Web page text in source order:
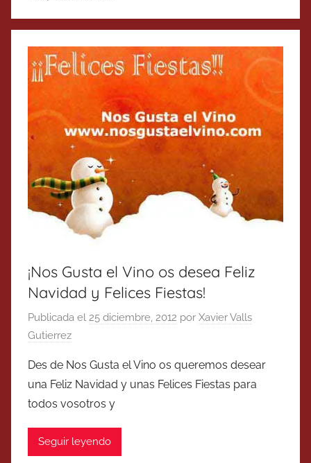
¡Nos Gusta el Vino os desea Feliz
Navidad y Felices Fiestas!
Publicada el 25 diciembre, 2012 por Xavier Valls
Gutierrez
Des de Nos Gusta el Vino os queremos desear
una Feliz Navidad y unas Felices Fiestas para
todos vosotros y
Seguir leyendo